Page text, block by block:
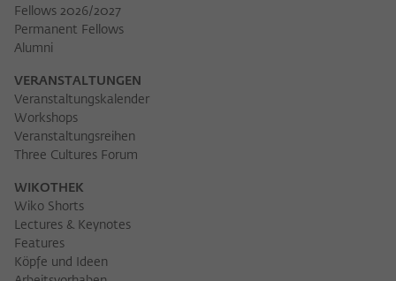
Fellows 2026/2027
Permanent Fellows
Alumni
VERANSTALTUNGEN
Veranstaltungskalender
Workshops
Veranstaltungsreihen
Three Cultures Forum
WIKOTHEK
Wiko Shorts
Lectures & Keynotes
Features
Köpfe und Ideen